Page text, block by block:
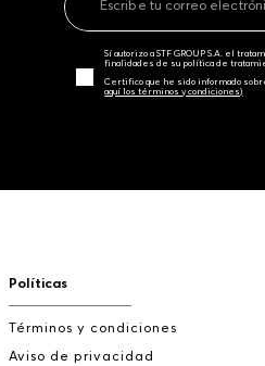
Sí autorizo a STF GROUP S.A. el
finalidades de su política de
Certifico que he sido informado
aquí los términos y condiciones)
Políticas
Términos y condiciones
Aviso de privacidad